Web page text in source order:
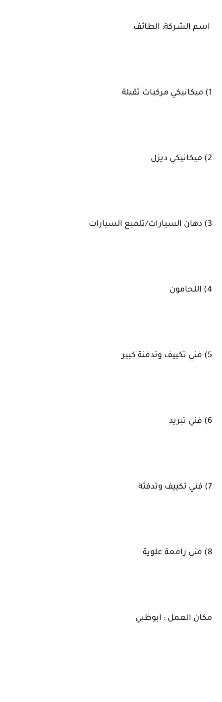
اسم الشركة: الطائف
1) ميكانيكي مركبات ثقيلة
2) ميكانيكي ديزل
3) دهان السيارات/تلميع السيارات
4) اللحامون
5) فني تكييف وتدفئة كبير
6) فني تبريد
7) فني تكييف وتدفئة
8) فني رافعة علوية
مكان العمل : ابوظبي